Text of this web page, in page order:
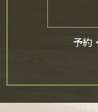
予約